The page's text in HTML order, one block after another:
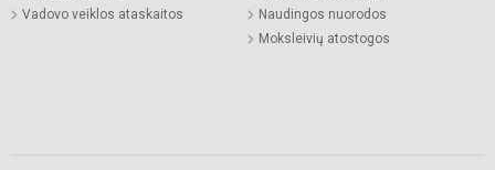
Vadovo veiklos ataskaitos
Naudingos nuorodos
Moksleivių atostogos